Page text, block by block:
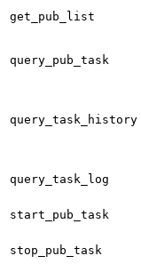
get_pub_list
query_pub_task
query_task_history
query_task_log
start_pub_task
stop_pub_task